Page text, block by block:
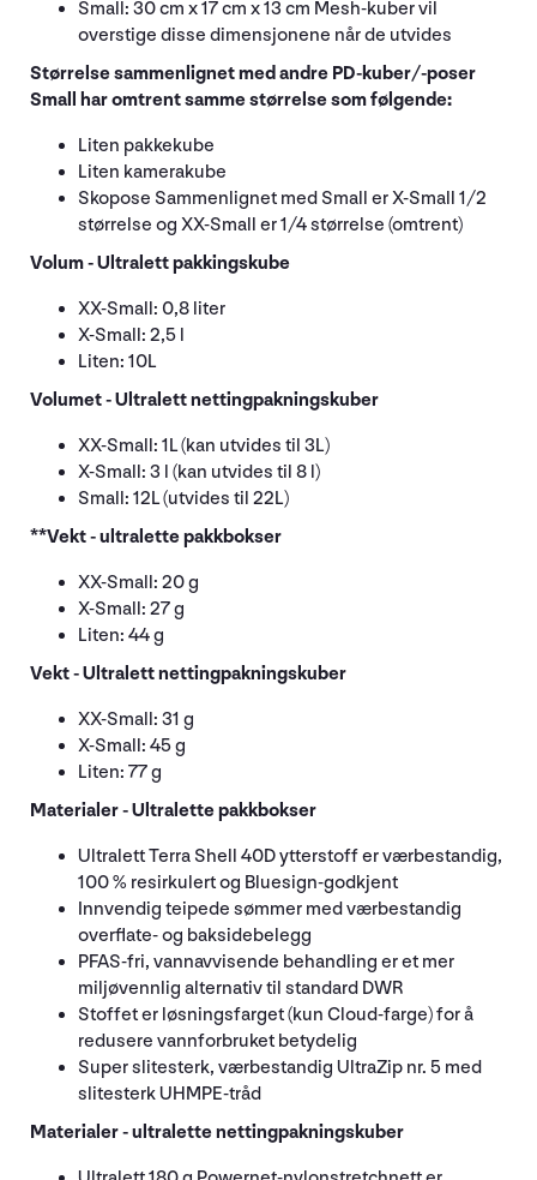
Small: 30 cm x 17 cm x 13 cm Mesh-kuber vil
overstige disse dimensjonene når de utvides
Størrelse sammenlignet med andre PD-kuber/-poser
Small har omtrent samme størrelse som følgende:
Liten pakkekube
Liten kamerakube
Skopose Sammenlignet med Small er X-Small 1/2
størrelse og XX-Small er 1/4 størrelse (omtrent)
Volum - Ultralett pakkingskube
XX-Small: 0,8 liter
X-Small: 2,5 l
Liten: 10L
Volumet - Ultralett nettingpakningskuber
XX-Small: 1L (kan utvides til 3L)
X-Small: 3 l (kan utvides til 8 l)
Small: 12L (utvides til 22L)
**Vekt - ultralette pakkbokser
XX-Small: 20 g
X-Small: 27 g
Liten: 44 g
Vekt - Ultralett nettingpakningskuber
XX-Small: 31 g
X-Small: 45 g
Liten: 77 g
Materialer - Ultralette pakkbokser
Ultralett Terra Shell 40D ytterstoff er værbestandig,
100 % resirkulert og Bluesign-godkjent
Innvendig teipede sømmer med værbestandig
overflate- og baksidebelegg
PFAS-fri, vannavvisende behandling er et mer
miljøvennlig alternativ til standard DWR
Stoffet er løsningsfarget (kun Cloud-farge) for å
redusere vannforbruket betydelig
Super slitesterk, værbestandig UltraZip nr. 5 med
slitesterk UHMPE-tråd
Materialer - ultralette nettingpakningskuber